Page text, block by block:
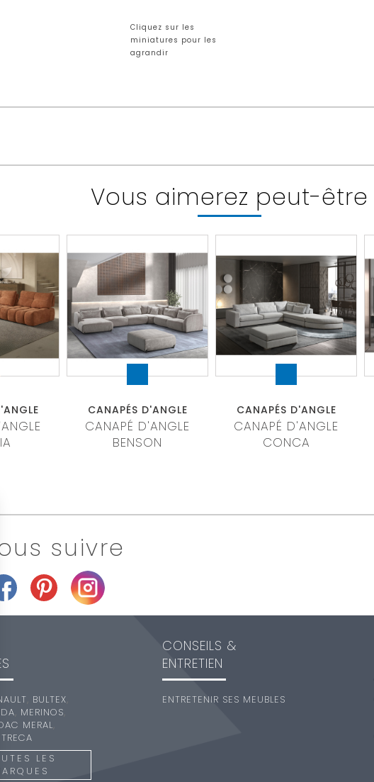
Cliquez sur les
miniatures pour les
agrandir
Vous aimerez peut-être
CANAPÉS D'ANGLE
CANAPÉ D'ANGLE
BENSON
CANAPÉS D'ANGLE
CANAPÉ D'ANGLE
CONCA
suivre
BULTEX
MERINOS
MERAL
TRECA
LES
CONSEILS &
ENTRETIEN
ENTRETENIR SES MEUBLES